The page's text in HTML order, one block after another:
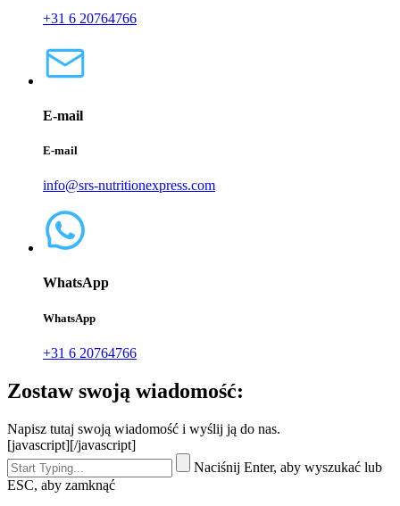
+31 6 20764766
E-mail
E-mail
info@srs-nutritionexpress.com
WhatsApp
WhatsApp
+31 6 20764766
Zostaw swoją wiadomość:
Napisz tutaj swoją wiadomość i wyślij ją do nas.
[javascript][/javascript]
Naciśnij Enter, aby wyszukać lub
ESC, aby zamknąć